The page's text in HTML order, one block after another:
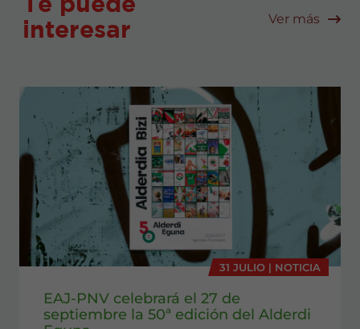
interesar
Ver más
31 JULIO | NOTICIA
EAJ-PNV celebrará el 27 de
septiembre la 50ª edición del Alderdi